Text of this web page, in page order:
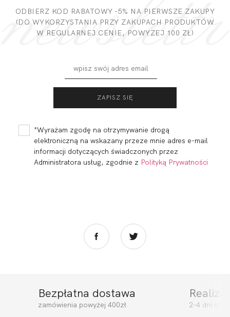
ODBIERZ KOD RABATOWY -5% NA PIERWSZE ZAKUPY
(DO WYKORZYSTANIA PRZY ZAKUPACH PRODUKTÓW
W REGULARNEJ CENIE, POWYZEJ 100 ZŁ)
*Wyrażam zgodę na otrzymywanie drogą
elektroniczną na wskazany przeze mnie adres e-mail
informacji dotyczących świadczonych przez
Administratora usług, zgodnie z Polityką Prywatności
Bezpłatna dostawa
zamówienia powyżej 400zł 2-4 dni